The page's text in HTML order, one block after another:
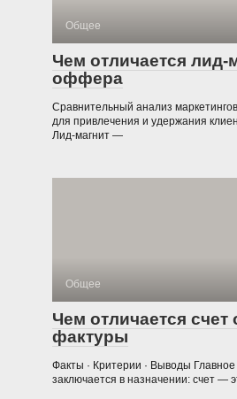
Общее
Чем отличается лид-
оффера
Сравнительный анализ
для привлечения и удержания
Лид-магнит —
Общее
Чем отличается счет
фактуры
Факты · Критерии · Выводы Главное
заключается в назначении: счет —